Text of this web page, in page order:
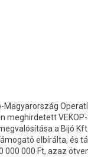
a Bijó
elbírálta, és
000 Ft, azaz